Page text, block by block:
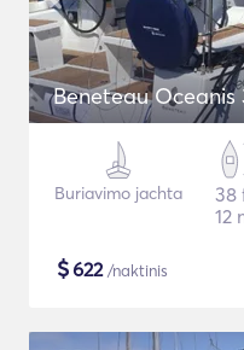
Beneteau Oceanis
Buriavimo jachta
38
12
$622/naktinis